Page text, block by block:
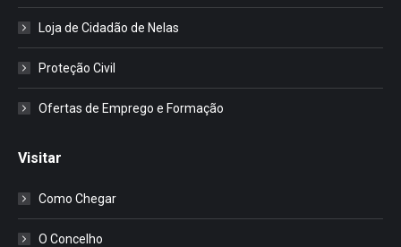
Loja de Cidadão de Nelas
Proteção Civil
Ofertas de Emprego e Formação
Visitar
Como Chegar
O Concelho